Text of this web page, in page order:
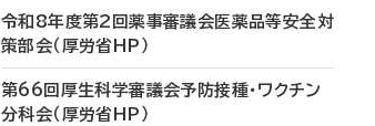
令和8年度第2回薬事審議会医薬品等安全対
策部会（厚労省HP）
第66回厚生科学審議会予防接種・ワクチン
分科会（厚労省HP）